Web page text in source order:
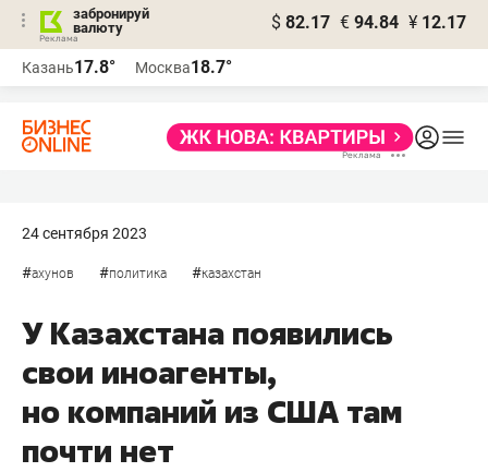
забронируй
валюту
$ 82.17 € 94.84 ¥ 12.17
Казань17.8° Москва18.7°
24 сентября 2023
#ахунов #политика #казахстан
У Казахстана появились
свои иноагенты,
но компаний из США там
почти нет